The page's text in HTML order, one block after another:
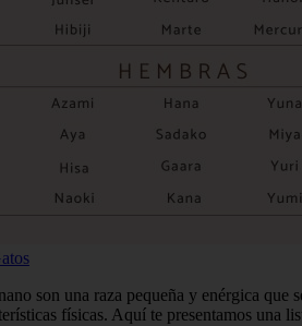
son una raza pequeña y enérgica
físicas. Aquí te presentamos una